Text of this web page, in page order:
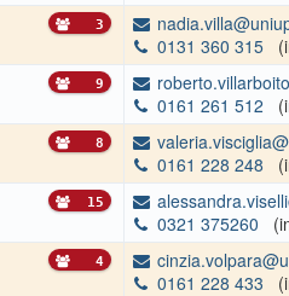
3
0131 360 315
9
0161 261 512
8
0161 228 248
15
0321 375260
4
0161 228 433